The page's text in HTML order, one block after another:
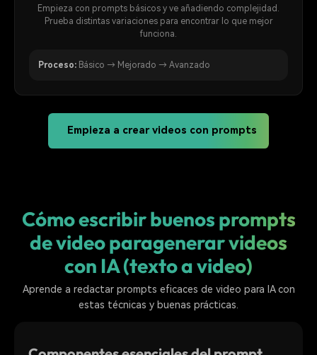
Empieza con prompts básicos y ve añadiendo complejidad.
Prueba distintas variaciones para encontrar lo que mejor
funciona.
Proceso: Básico → Mejorado → Avanzado
Empieza a crear videos con prompts
Cómo escribir buenos prompts
de video paragenerar videos
con IA (texto a video)
Aprende a redactar prompts eficaces de video para IA con
estas técnicas y buenas prácticas.